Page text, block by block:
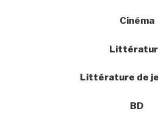
Cinéma
Littérature de
BD